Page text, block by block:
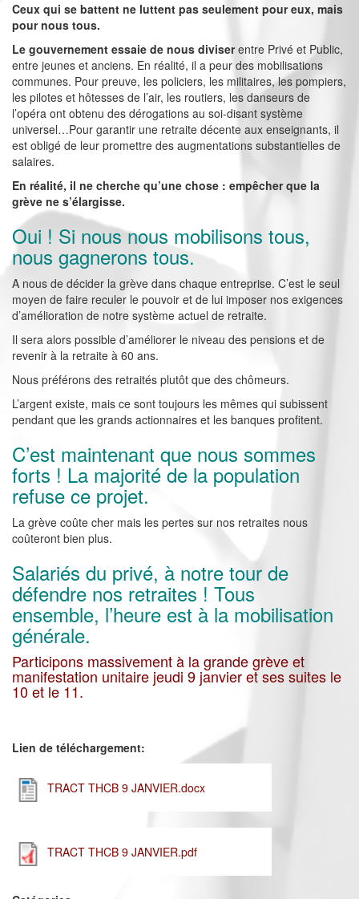
Ceux qui se battent ne luttent pas seulement pour eux, mais
pour nous tous.
Le gouvernement essaie de nous diviserentre Privé et Public,
entre jeunes et anciens. En réalité, il a peur des mobilisations
communes. Pour preuve, les policiers, les militaires, les pompiers,
les pilotes et hôtesses de l’air, les routiers, les danseurs de
l’opéra ont obtenu des dérogations au soi-disant système
universel…Pour garantir une retraite décente aux enseignants, il
est obligé de leur promettre des augmentations substantielles de
salaires.
En réalité, il ne cherche qu’une chose : empêcher que la
grève ne s’élargisse.
Oui ! Si nous nous mobilisons tous,
nous gagnerons tous.
A nous de décider la grève dans chaque entreprise. C’est le seul
moyen de faire reculer le pouvoir et de lui imposer nos exigences
d’amélioration de notre système actuel de retraite.
Il sera alors possible d’améliorer le niveau des pensions et de
revenir à la retraite à 60 ans.
Nous préférons des retraités plutôt que des chômeurs.
L’argent existe, mais ce sont toujours les mêmes qui subissent
pendant que les grands actionnaires et les banques profitent.
C’est maintenant que nous sommes
forts ! La majorité de la population
refuse ce projet.
La grève coûte cher mais les pertes sur nos retraites nous
coûteront bien plus.
Salariés du privé, à notre tour de
défendre nos retraites ! Tous
ensemble, l’heure est à la mobilisation
générale.
Participons massivement à la grande grève et
manifestation unitaire jeudi 9 janvier et ses suites le
10 et le 11.
Lien de téléchargement:
TRACT THCB 9 JANVIER.docx
TRACT THCB 9 JANVIER.pdf